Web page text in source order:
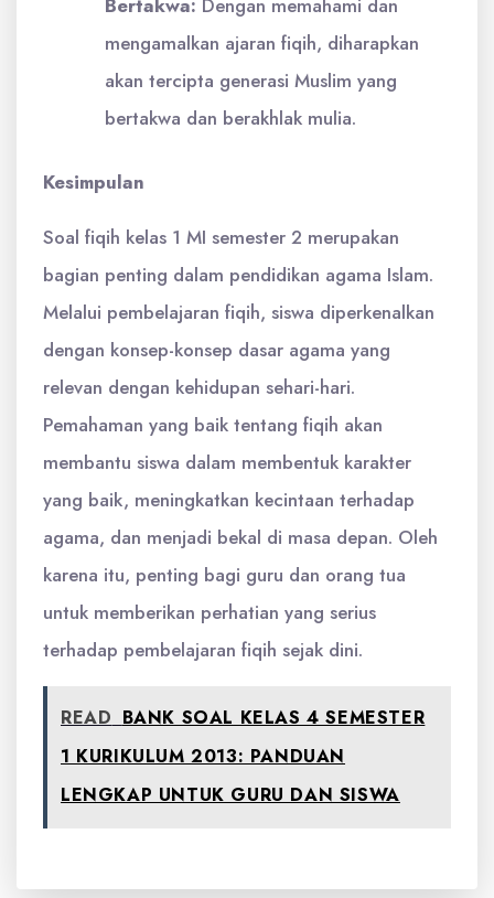
mengamalkan ajaran fiqih, diharapkan
akan tercipta generasi Muslim yang
bertakwa dan berakhlak mulia.
Kesimpulan
Soal fiqih kelas 1 MI semester 2 merupakan
bagian penting dalam pendidikan agama Islam.
Melalui pembelajaran fiqih, siswa diperkenalkan
dengan konsep-konsep dasar agama yang
relevan dengan kehidupan sehari-hari.
Pemahaman yang baik tentang fiqih akan
membantu siswa dalam membentuk karakter
yang baik, meningkatkan kecintaan terhadap
agama, dan menjadi bekal di masa depan. Oleh
karena itu, penting bagi guru dan orang tua
untuk memberikan perhatian yang serius
terhadap pembelajaran fiqih sejak dini.
READ BANK SOAL KELAS 4 SEMESTER
1 KURIKULUM 2013: PANDUAN
LENGKAP UNTUK GURU DAN SISWA